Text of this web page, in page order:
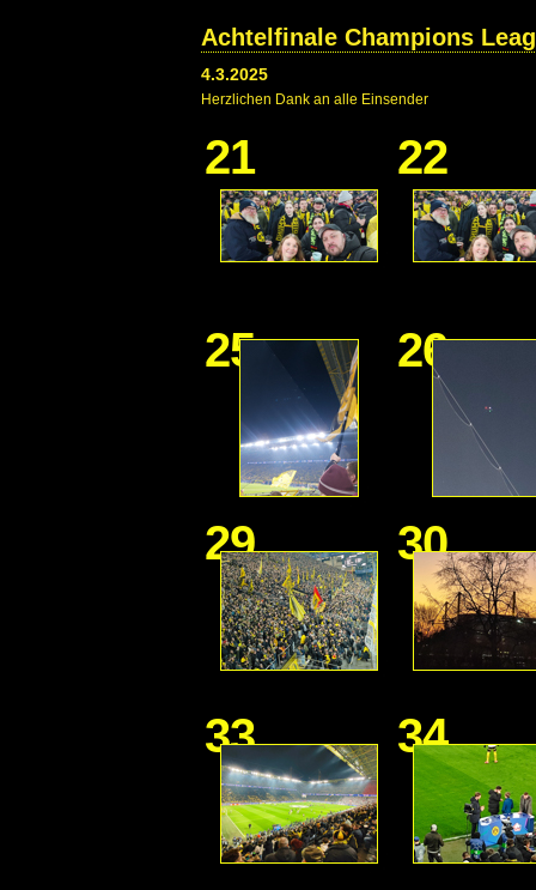
Achtelfinale Champions
4.3.2025
Herzlichen Dank an alle Einsender
21 22
25 26
29 30
33 34